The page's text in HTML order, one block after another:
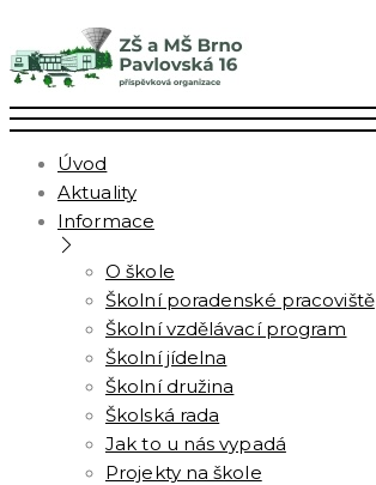
Úvod
Aktuality
Informace
O škole
Školní poradenské pracoviště
Školní vzdělávací program
Školní jídelna
Školní družina
Školská rada
Jak to u nás vypadá
Projekty na škole